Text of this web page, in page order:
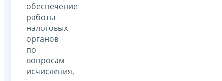
обеспечение
работы
налоговых
органов
по
вопросам
исчисления,